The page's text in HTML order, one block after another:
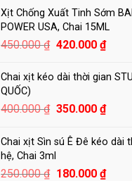
Xịt Chống Xuất Tinh Sớm
POWER USA, Chai 15ML
450.000₫ Giá
là:
420.000 ₫Giá
tại
Chai xịt kéo dài thời gian
QUỐC)
400.000₫ Giá
là:
400.000 ₫.
350.000 ₫Giá
tại
Chai xịt Sìn sú Ê Đê kéo dài
hệ, Chai 3ml
250.000₫ Giá
180.000 ₫Giá